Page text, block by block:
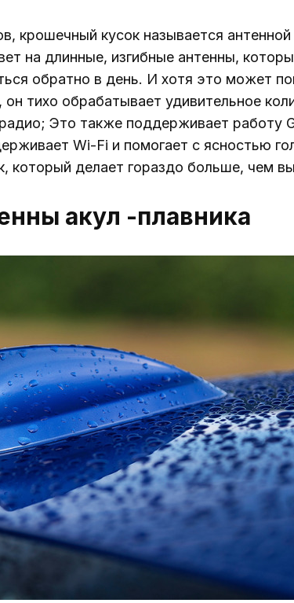
крошечный кусок называется
на длинные, изгибные антенны,
обратно в день. И хотя это может
тихо обрабатывает удивительное
Это также поддерживает работу
Wi-Fi и помогает с ясностью
который делает гораздо больше, чем
акул -плавника